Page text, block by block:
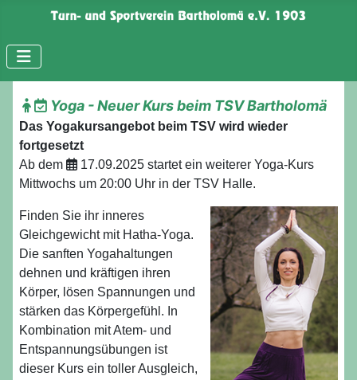
Yoga - Neuer Kurs beim TSV Bartholomä
Das Yogakursangebot beim TSV wird wieder
fortgesetzt
Ab dem
17.09.2025 startet ein weiterer Yoga-Kurs
Mittwochs um 20:00 Uhr in der TSV Halle.
Finden Sie ihr inneres
Gleichgewicht mit Hatha-Yoga.
Die sanften Yogahaltungen
dehnen und kräftigen ihren
Körper, lösen Spannungen und
stärken das Körpergefühl. In
Kombination mit Atem- und
Entspannungsübungen ist
dieser Kurs ein toller Ausgleich,